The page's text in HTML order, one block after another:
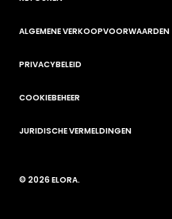
ALGEMENE VERKOOPVOORWAARDEN
PRIVACYBELEID
COOKIEBEHEER
JURIDISCHE VERMELDINGEN
© 2026ELORA.